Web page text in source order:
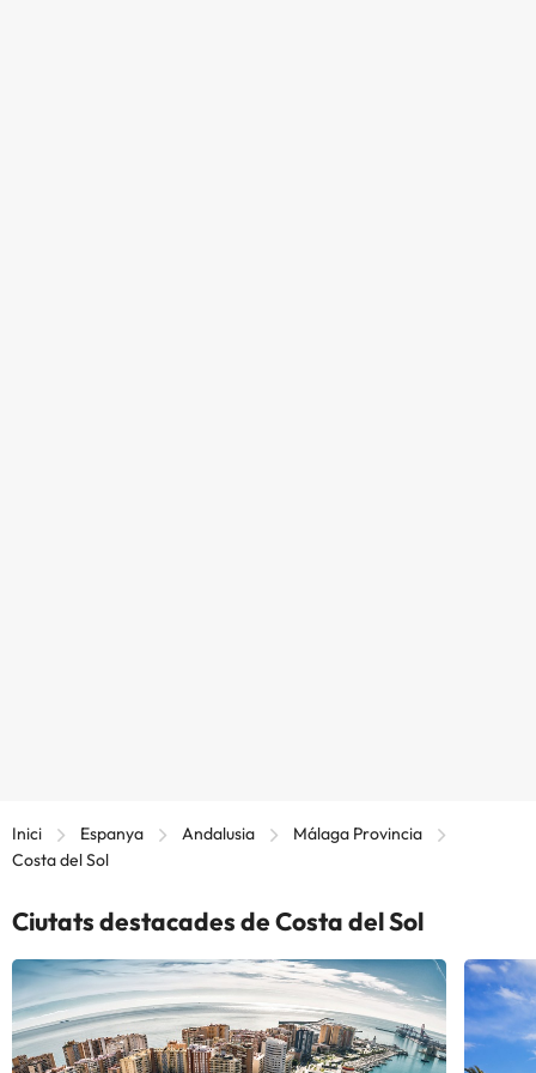
Inici Espanya Andalusia
Málaga Provincia
Costa del Sol
Ciutats destacades de Costa del Sol